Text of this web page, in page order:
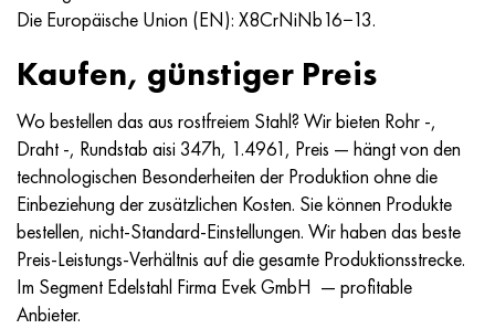
Die Europäische Union (EN): X8CrNiNb16−13.
Kaufen, günstiger Preis
Wo bestellen das aus rostfreiem Stahl? Wir bieten Rohr -,
Draht -, Rundstab aisi 347h, 1.4961, Preis — hängt von den
technologischen Besonderheiten der Produktion ohne die
Einbeziehung der zusätzlichen Kosten. Sie können Produkte
bestellen, nicht-Standard-Einstellungen. Wir haben das beste
Preis-Leistungs-Verhältnis auf die gesamte Produktionsstrecke.
Im Segment Edelstahl Firma Evek GmbH — profitable
Anbieter.
Hastelloy C-276
Hastelloy C2000
Hastelloy 3
Hastelloy x
Udimet 500
Udimet 720
40HFA, 1.7223, aisi 4142
45H, 45h, 1.7035
45HN2MFA, k2425, 45hnmf
А40G, 44smn28, 1.0762, 46s20